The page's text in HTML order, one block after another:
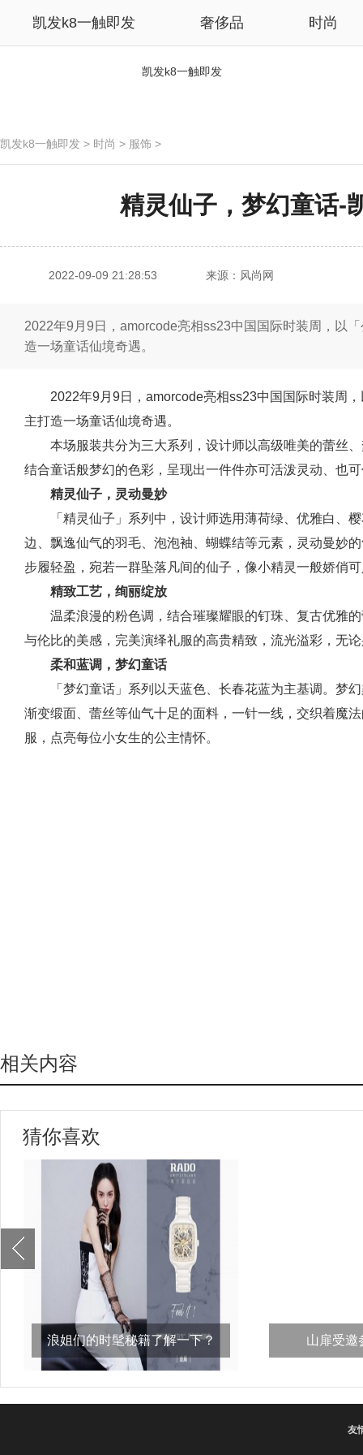
凯发k8一触即发 奢侈品 时尚
凯发k8一触即发
凯发k8一触即发 > 时尚 > 服饰 >
精灵仙子，梦幻童话-
2022-09-09 21:28:53 来源：风尚网
2022年9月9日，amorcode亮相ss23中国国际时装周，以
造一场童话仙境奇遇。
2022年9月9日，amorcode亮相ss23中国国际时装周
主打造一场童话仙境奇遇。
本场服装共分为三大系列，设计师以高级唯美的蕾丝
结合童话般梦幻的色彩，呈现出一件件亦可活泼灵动、也
精灵仙子，灵动曼妙
「精灵仙子」系列中，设计师选用薄荷绿、优雅白、
边、飘逸仙气的羽毛、泡泡袖、蝴蝶结等元素，灵动曼妙
步履轻盈，宛若一群坠落凡间的仙子，像小精灵一般娇俏
精致工艺，绚丽绽放
温柔浪漫的粉色调，结合璀璨耀眼的钉珠、复古优雅
与伦比的美感，完美演绎礼服的高贵精致，流光溢彩，无
柔和蓝调，梦幻童话
「梦幻童话」系列以天蓝色、长春花蓝为主基调。梦
渐变缎面、蕾丝等仙气十足的面料，一针一线，交织着魔
服，点亮每位小女生的公主情怀。
相关内容
猜你喜欢
浪姐们的时髦秘籍了解一下？ 山扉受邀
友